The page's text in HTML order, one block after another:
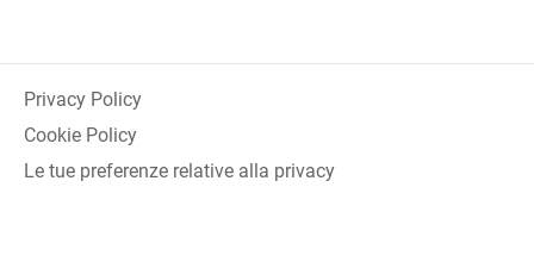
Privacy Policy
Cookie Policy
Le tue preferenze relative alla privacy